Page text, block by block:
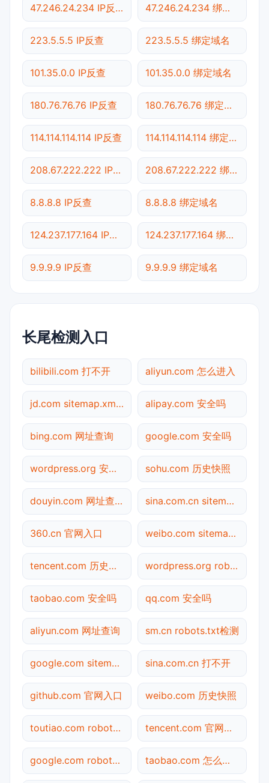
47.246.24.234 IP反查 47.246.24.234 绑定域名
223.5.5.5 IP反查 223.5.5.5 绑定域名
101.35.0.0 IP反查 101.35.0.0 绑定域名
180.76.76.76 IP反查 180.76.76.76 绑定域名
114.114.114.114 IP反查 114.114.114.114 绑定域名
208.67.222.222 IP反查 208.67.222.222 绑定域名
8.8.8.8 IP反查 8.8.8.8 绑定域名
124.237.177.164 IP反查 124.237.177.164 绑定域名
9.9.9.9 IP反查 9.9.9.9 绑定域名
长尾检测入口
bilibili.com 打不开 aliyun.com 怎么进入
jd.com sitemap.xml检测 alipay.com 安全吗
bing.com 网址查询 google.com 安全吗
wordpress.org 安全吗 sohu.com 历史快照
douyin.com 网址查询 sina.com.cn sitemap.xml检测
360.cn 官网入口 weibo.com sitemap.xml检测
tencent.com 历史快照 wordpress.org robots.txt检测
taobao.com 安全吗 qq.com 安全吗
aliyun.com 网址查询 sm.cn robots.txt检测
google.com sitemap.xml检测 sina.com.cn 打不开
github.com 官网入口 weibo.com 历史快照
toutiao.com robots.txt检测 tencent.com 官网入口
google.com robots.txt检测 taobao.com 怎么进入